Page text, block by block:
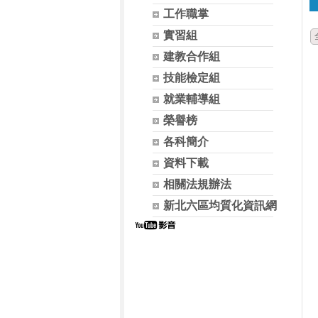
工作職掌
實習組
建教合作組
技能檢定組
就業輔導組
榮譽榜
各科簡介
資料下載
相關法規辦法
新北六區均質化資訊網